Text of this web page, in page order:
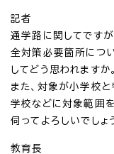
記者
通学路に関してです
全対策必要箇所につ
してどう思われますか。
また、対象が小学校
学校などに対象範囲
伺ってよろしいでしょ
教育長